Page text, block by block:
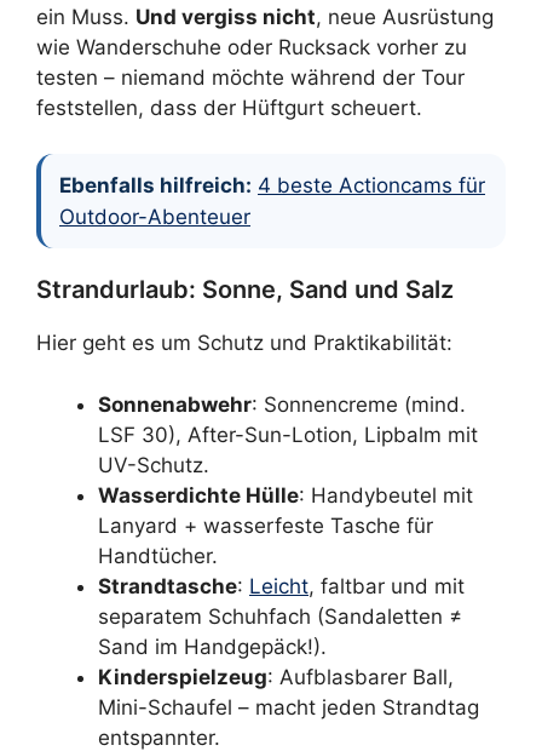
ein Muss. Und vergiss nicht, neue Ausrüstung
wie Wanderschuhe oder Rucksack vorher zu
testen – niemand möchte während der Tour
feststellen, dass der Hüftgurt scheuert.
Ebenfalls hilfreich: 4 beste Actioncams für
Outdoor-Abenteuer
Strandurlaub: Sonne, Sand und Salz
Hier geht es um Schutz und Praktikabilität:
Sonnenabwehr: Sonnencreme (mind.
LSF 30), After-Sun-Lotion, Lipbalm mit
UV-Schutz.
Wasserdichte Hülle: Handybeutel mit
Lanyard + wasserfeste Tasche für
Handtücher.
Strandtasche: Leicht, faltbar und mit
separatem Schuhfach (Sandaletten ≠
Sand im Handgepäck!).
Kinderspielzeug: Aufblasbarer Ball,
Mini-Schaufel – macht jeden Strandtag
entspannter.